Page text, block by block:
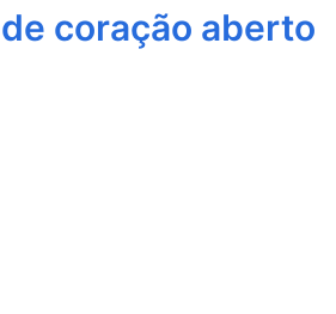
coração aberto